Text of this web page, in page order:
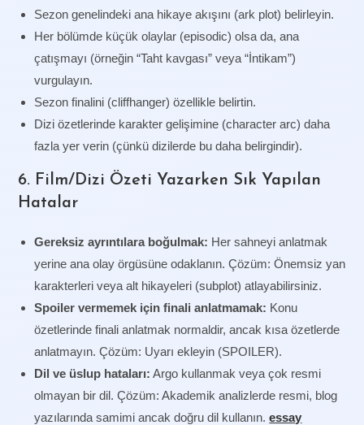
Sezon genelindeki ana hikaye akışını (ark plot) belirleyin.
Her bölümde küçük olaylar (episodic) olsa da, ana
çatışmayı (örneğin “Taht kavgası” veya “İntikam”)
vurgulayın.
Sezon finalini (cliffhanger) özellikle belirtin.
Dizi özetlerinde karakter gelişimine (character arc) daha
fazla yer verin (çünkü dizilerde bu daha belirgindir).
6. Film/Dizi Özeti Yazarken Sık Yapılan
Hatalar
Gereksiz ayrıntılara boğulmak: Her sahneyi anlatmak
yerine ana olay örgüsüne odaklanın. Çözüm: Önemsiz yan
karakterleri veya alt hikayeleri (subplot) atlayabilirsiniz.
Spoiler vermemek için finali anlatmamak: Konu
özetlerinde finali anlatmak normaldir, ancak kısa özetlerde
anlatmayın. Çözüm: Uyarı ekleyin (SPOILER).
Dil ve üslup hataları: Argo kullanmak veya çok resmi
olmayan bir dil. Çözüm: Akademik analizlerde resmi, blog
yazılarında samimi ancak doğru dil kullanın.essay